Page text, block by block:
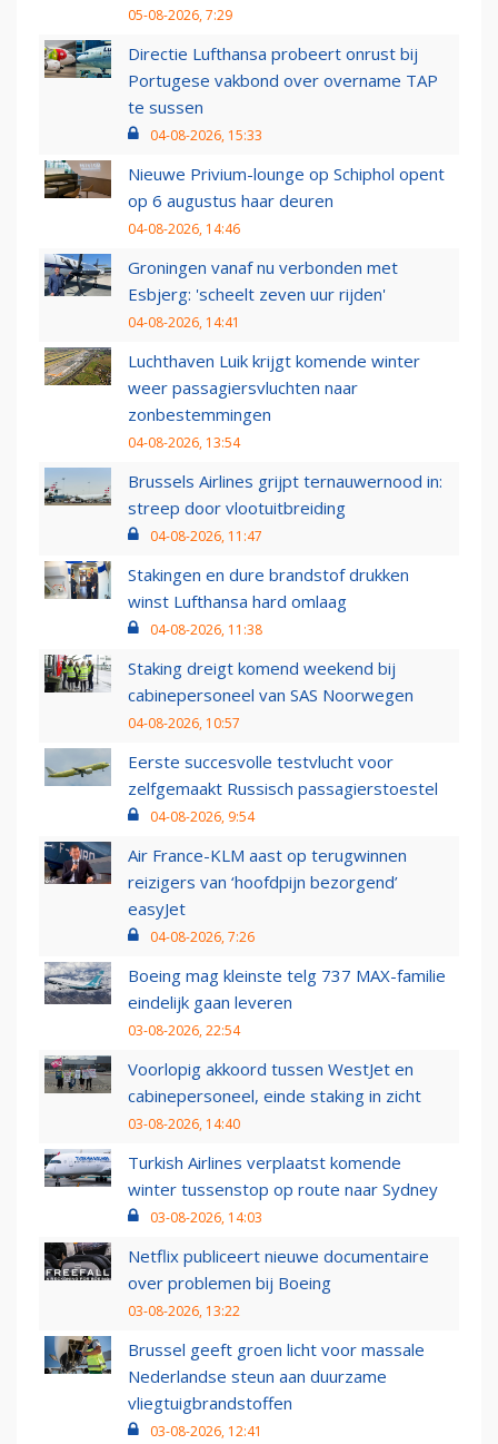
05-08-2026, 7:29
Directie Lufthansa probeert onrust bij
Portugese vakbond over overname TAP
te sussen
04-08-2026, 15:33
Nieuwe Privium-lounge op Schiphol opent
op 6 augustus haar deuren
04-08-2026, 14:46
Groningen vanaf nu verbonden met
Esbjerg: 'scheelt zeven uur rijden'
04-08-2026, 14:41
Luchthaven Luik krijgt komende winter
weer passagiersvluchten naar
zonbestemmingen
04-08-2026, 13:54
Brussels Airlines grijpt ternauwernood in:
streep door vlootuitbreiding
04-08-2026, 11:47
Stakingen en dure brandstof drukken
winst Lufthansa hard omlaag
04-08-2026, 11:38
Staking dreigt komend weekend bij
cabinepersoneel van SAS Noorwegen
04-08-2026, 10:57
Eerste succesvolle testvlucht voor
zelfgemaakt Russisch passagierstoestel
04-08-2026, 9:54
Air France-KLM aast op terugwinnen
reizigers van ‘hoofdpijn bezorgend’
easyJet
04-08-2026, 7:26
Boeing mag kleinste telg 737 MAX-familie
eindelijk gaan leveren
03-08-2026, 22:54
Voorlopig akkoord tussen WestJet en
cabinepersoneel, einde staking in zicht
03-08-2026, 14:40
Turkish Airlines verplaatst komende
winter tussenstop op route naar Sydney
03-08-2026, 14:03
Netflix publiceert nieuwe documentaire
over problemen bij Boeing
03-08-2026, 13:22
Brussel geeft groen licht voor massale
Nederlandse steun aan duurzame
vliegtuigbrandstoffen
03-08-2026, 12:41